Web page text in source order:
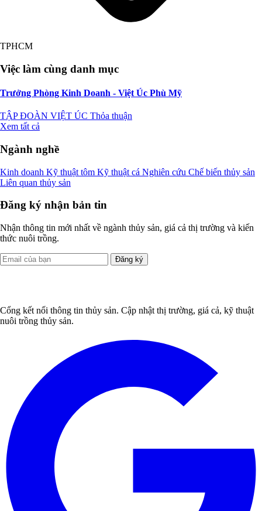
TPHCM
Việc làm cùng danh mục
Trưởng Phòng Kinh Doanh - Việt Úc Phù Mỹ
TẬP ĐOÀN VIỆT ÚC Thỏa thuận
Xem tất cả
Ngành nghề
Kinh doanh Kỹ thuật tôm Kỹ thuật cá Nghiên cứu Chế biến thủy sản
Liên quan thủy sản
Đăng ký nhận bản tin
Nhận thông tin mới nhất về ngành thủy sản, giá cả thị trường và kiến
thức nuôi trồng.
Đăng ký
Cổng kết nối thông tin thủy sản. Cập nhật thị trường, giá cả, kỹ thuật
nuôi trồng thủy sản.